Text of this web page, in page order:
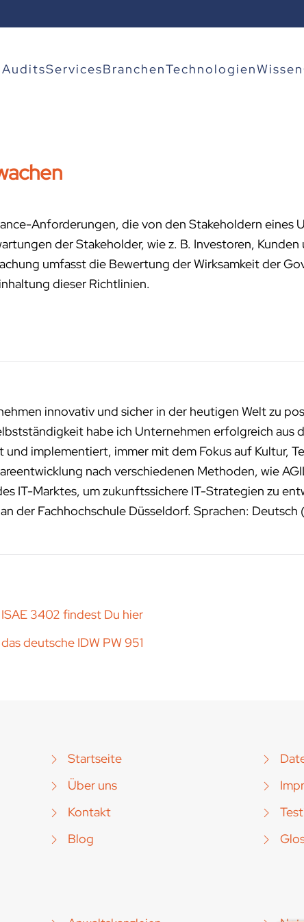
AuditsServicesBranchenTechnologienWissen
Anforderungen, die von den Stakeholdern eines
der Stakeholder, wie z. B. Investoren, Kunden
umfasst die Bewertung der Wirksamkeit der
dieser Richtlinien.
innovativ und sicher in der heutigen Welt zu
habe ich Unternehmen erfolgreich aus
implementiert, immer mit dem Fokus auf Kultur,
nach verschiedenen Methoden, wie
IT-Marktes, um zukunftssichere IT-Strategien zu
der Fachhochschule Düsseldorf. Sprachen:
3402 findest Du hier
deutsche IDW PW 951
Startseite
Über uns
Kontakt
Blog